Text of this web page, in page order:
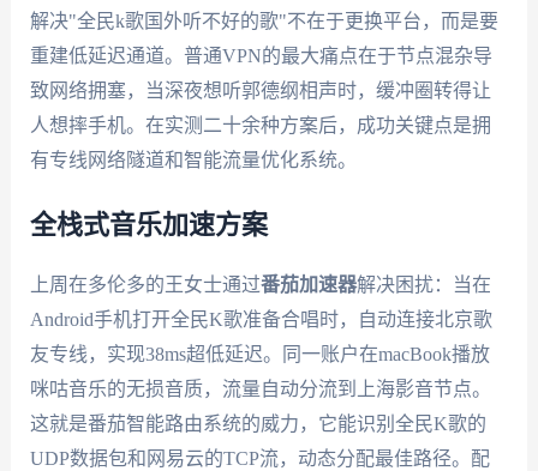
解决"全民k歌国外听不好的歌"不在于更换平台，而是要
重建低延迟通道。普通VPN的最大痛点在于节点混杂导
致网络拥塞，当深夜想听郭德纲相声时，缓冲圈转得让
人想摔手机。在实测二十余种方案后，成功关键点是拥
有专线网络隧道和智能流量优化系统。
全栈式音乐加速方案
上周在多伦多的王女士通过番茄加速器解决困扰：当在
Android手机打开全民K歌准备合唱时，自动连接北京歌
友专线，实现38ms超低延迟。同一账户在macBook播放
咪咕音乐的无损音质，流量自动分流到上海影音节点。
这就是番茄智能路由系统的威力，它能识别全民K歌的
UDP数据包和网易云的TCP流，动态分配最佳路径。配